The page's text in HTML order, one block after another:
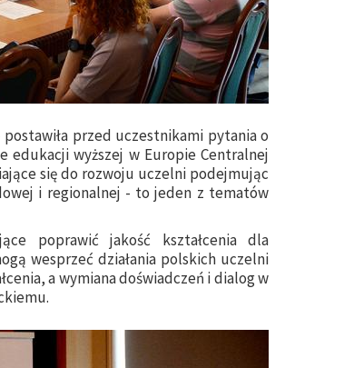
przed uczestnikami pytania o
edukacji wyższej w Europie Centralnej
się do rozwoju uczelni podejmując
i regionalnej - to jeden z tematów
poprawić jakość kształcenia dla
wesprzeć działania polskich uczelni
a wymiana doświadczeń i dialog w